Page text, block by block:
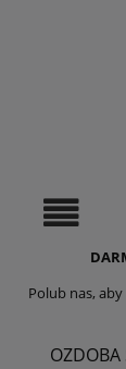
Polub nas,
OZDOBA